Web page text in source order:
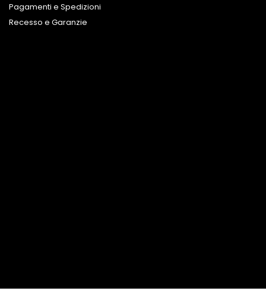
Pagamenti e Spedizioni
Recesso e Garanzie